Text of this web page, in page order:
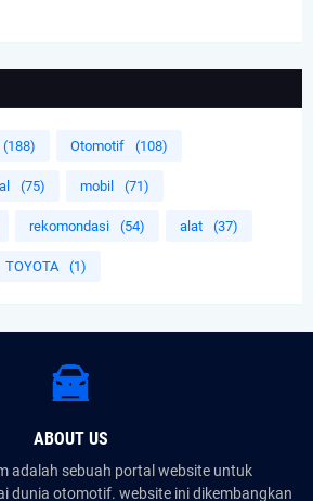
(188) Otomotif (108)
(75) mobil (71)
rekomondasi (54) alat (37)
TOYOTA (1)
ABOUT US
adalah sebuah portal website untuk
dunia otomotif. website ini dikembangkan